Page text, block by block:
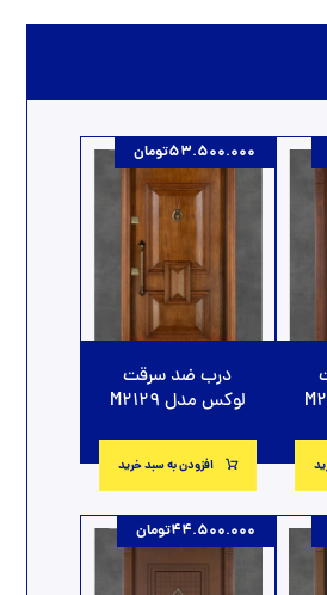
درب ضد سرقت
لوکس مدل M2129
53.500.000تومان
افزودن به سبد خرید
44.500.000تومان